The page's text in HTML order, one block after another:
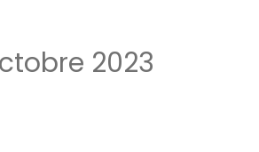
2023